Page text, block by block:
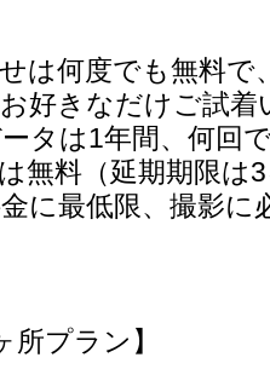
は何度でも無料
好きなだけご試
タは1年間、何回
無料（延期期限は
に最低限、撮影
所プラン】